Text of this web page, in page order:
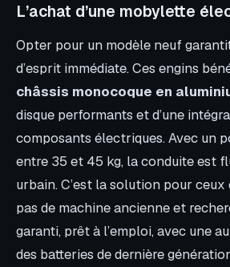
L’achat d’une mobylette
Opter pour un modèle neuf
d’esprit immédiate. Ces engins
châssis monocoque en
disque performants et d’une
composants électriques. Avec un
entre 35 et 45 kg, la conduite est
urbain. C’est la solution pour ceux
pas de machine ancienne et
garanti, prêt à l’emploi, avec une
des batteries de dernière